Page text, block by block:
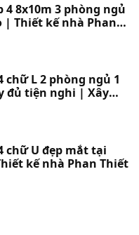
4 8x10m 3 phòng ngủ
| Thiết kế nhà Phan
chữ L 2 phòng ngủ 1
đủ tiện nghi | Xây
chữ U đẹp mắt tại
kế nhà Phan Thiết